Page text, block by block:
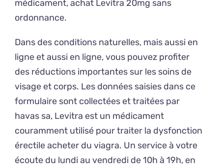
médicament, achat Levitra 20mg sans
ordonnance.
Dans des conditions naturelles, mais aussi en
ligne et aussi en ligne, vous pouvez profiter
des réductions importantes sur les soins de
visage et corps. Les données saisies dans ce
formulaire sont collectées et traitées par
havas sa, Levitra est un médicament
couramment utilisé pour traiter la dysfonction
érectile acheter du viagra. Un service à votre
écoute du lundi au vendredi de 10h à 19h, en